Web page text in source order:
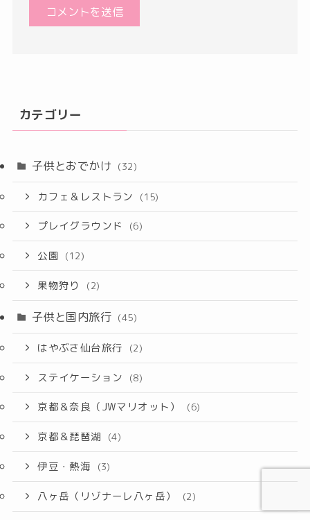
カテゴリー
子供とおでかけ (32)
カフェ＆レストラン (15)
プレイグラウンド (6)
公園 (12)
果物狩り (2)
子供と国内旅行 (45)
はやぶさ仙台旅行 (2)
ステイケーション (8)
京都＆奈良（JWマリオット） (6)
京都＆琵琶湖 (4)
伊豆・熱海 (3)
八ヶ岳（リゾナーレ八ヶ岳） (2)